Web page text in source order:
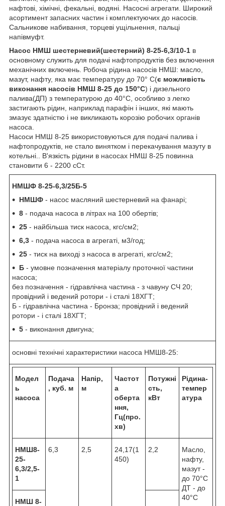
нафтові, хімічні, фекальні, водяні. Насосні агрегати. Широкий
асортимент запасних частин і комплектуючих до насосів.
Сальникове набивання, торцеві ущільнення, пальці
напівмуфт.
Насос НМШ шестерневий(шестерний) 8-25-6,3/10-1 в
основному служить для подачі нафтопродуктів без включення
механічних включень. Робоча рідина насосів НМШ: масло,
мазут, нафту, яка має температуру до 70° С(є можливість
виконання насосів НМШ 8-25 до 150°С) і дизельного
палива(ДП) з температурою до 40°С, особливо з легко
застигають рідин, наприклад парафін і інших, які мають
змазує здатністю і не викликають корозію робочих органів
насоса.
Насоси НМШ 8-25 використовуються для подачі палива і
нафтопродуктів, не стало винятком і перекачування мазуту в
котельні.. В'язкість рідини в насосах НМШ 8-25 повинна
становити 6 - 2200 сСт.
НМШФ 8-25-6,3/25Б-5
НМШФ - насос масляний шестерневий на фанарі;
8 - подача насоса в літрах на 100 обертів;
25 - найбільша тиск насоса, кгс/см2;
6,3 - подача насоса в агрегаті, м3/год;
25 - тиск на виході з насоса в агрегаті, кгс/см2;
Б - умовне позначення матеріалу проточної частини
насоса;
без позначення - гідравлічна частина - з чавуну СЧ 20;
провідний і ведений ротори - і сталі 18ХГТ;
Б - гідравлічна частина - Бронза; провідний і ведений
ротори - і сталі 18ХГТ;
5 - виконання двигуна;
основні технічні характеристики насоса НМШ8-25:
Модел
ь
насоса
Подача
, куб. м
Напір,
м
Частот
а
оберта
ння,
Гц(про.
хв)
Потужні
сть,
кВт
Рідина-
темпер
атура
НМШ8-
25-
6,3/2,5-
1
6,3 2,5
24,17(1
450)
2,2
Масло,
нафту,
мазут -
до 70°С
ДТ - до
40°С
НМШ 8-